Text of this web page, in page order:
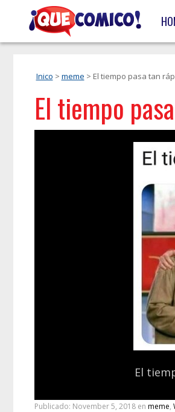
Inico > meme > El tiempo pasa tan
El tiempo
El
Publicado: November 5, 2018 en meme,